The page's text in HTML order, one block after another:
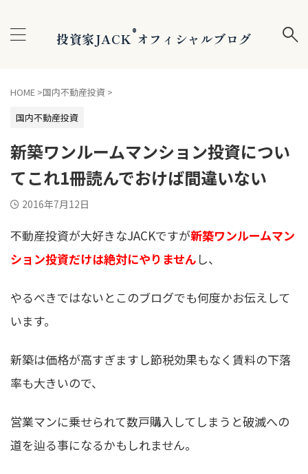
投資家JACK®オフィシャルブログ
HOME >国内不動産投資 >
国内不動産投資
新築ワンルームマンション投資につい
てこれ1冊読んでおけば間違いない
2016年7月12日
不動産投資が大好きなJACKですが新築ワンルームマン
ション投資だけは絶対にやりません し、
やるべきではないとこのブログでも何度かお伝えして
います。
新築は価格が高すぎますし節税効果もなく賃料の下落
率も大きいので、
営業マンに乗せられて数戸購入してしまうと破滅への
道を辿る事になるかもしれません。